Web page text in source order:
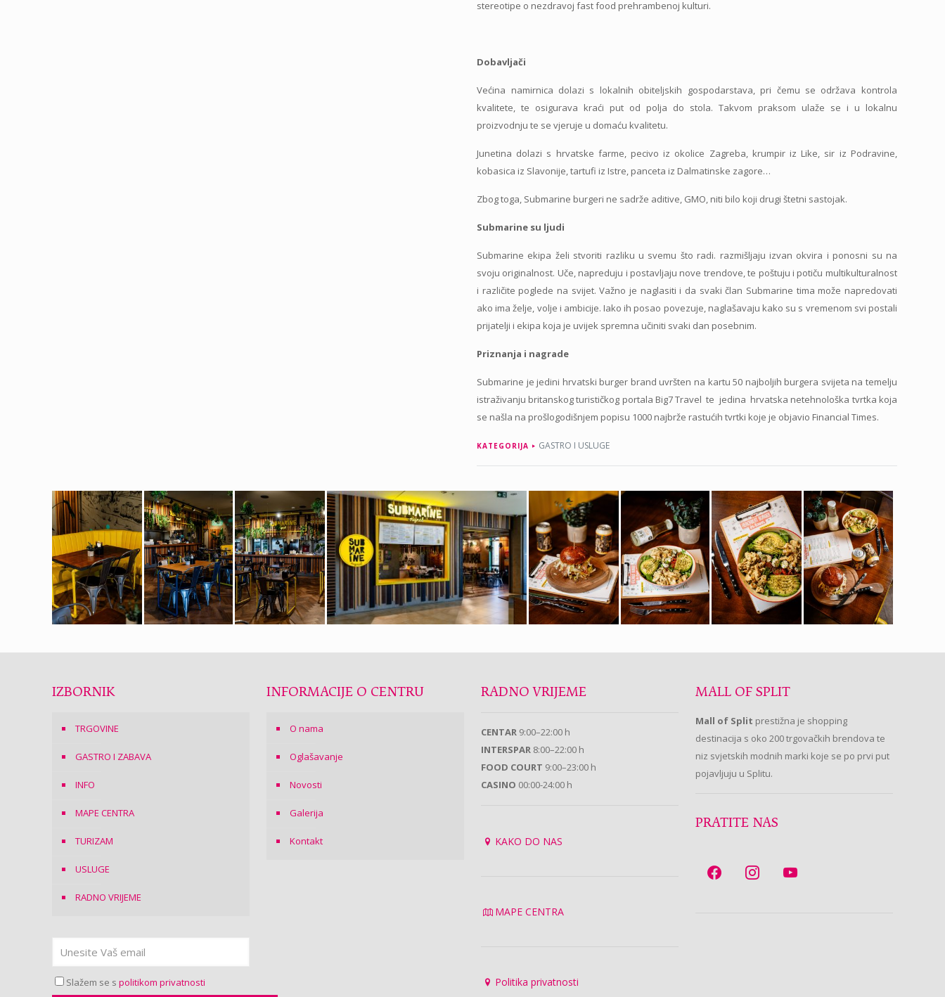
stereotipe o nezdravoj fast food prehrambenoj kulturi.
Dobavljači
Većina namirnica dolazi s lokalnih obiteljskih gospodarstava, pri čemu se održava kontrola
kvalitete, te osigurava kraći put od polja do stola. Takvom praksom ulaže se i u lokalnu
proizvodnju te se vjeruje u domaću kvalitetu.
Junetina dolazi s hrvatske farme, pecivo iz okolice Zagreba, krumpir iz Like, sir iz Podravine,
kobasica iz Slavonije, tartufi iz Istre, panceta iz Dalmatinske zagore…
Zbog toga, Submarine burgeri ne sadrže aditive, GMO, niti bilo koji drugi štetni sastojak.
Submarine su ljudi
Submarine ekipa želi stvoriti razliku u svemu što radi. razmišljaju izvan okvira i ponosni su na
svoju originalnost. Uče, napreduju i postavljaju nove trendove, te poštuju i potiču multikulturalnost
i različite poglede na svijet. Važno je naglasiti i da svaki član Submarine tima može napredovati
ako ima želje, volje i ambicije. Iako ih posao povezuje, naglašavaju kako su s vremenom svi postali
prijatelji i ekipa koja je uvijek spremna učiniti svaki dan posebnim.
Priznanja i nagrade
Submarine je jedini hrvatski burger brand uvršten na kartu 50 najboljih burgera svijeta na temelju
istraživanju britanskog turističkog portala Big7 Travel te jedina hrvatska netehnološka tvrtka koja
se našla na prošlogodišnjem popisu 1000 najbrže rastućih tvrtki koje je objavio Financial Times.
KATEGORIJA GASTRO I USLUGE
IZBORNIK
TRGOVINE
GASTRO I ZABAVA
INFO
MAPE CENTRA
TURIZAM
USLUGE
RADNO VRIJEME
Slažem se spolitikom privatnosti
INFORMACIJE O CENTRU
O nama
Oglašavanje
Novosti
Galerija
Kontakt
RADNO VRIJEME
CENTAR 9:00–22:00 h
INTERSPAR 8:00–22:00 h
FOOD COURT 9:00–23:00 h
CASINO 00:00-24:00 h
KAKO DO NAS
MAPE CENTRA
Politika privatnosti
MALL OF SPLIT
Mall of Split prestižna je shopping
destinacija s oko 200 trgovačkih brendova te
niz svjetskih modnih marki koje se po prvi put
pojavljuju u Splitu.
PRATITE NAS